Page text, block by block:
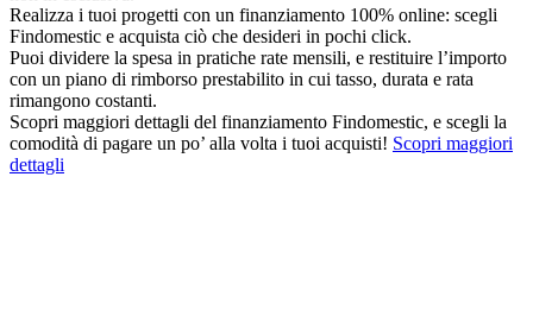
Realizza i tuoi progetti con un finanziamento 100% online: scegli
Findomestic e acquista ciò che desideri in pochi click.
Puoi dividere la spesa in pratiche rate mensili, e restituire l’importo
con un piano di rimborso prestabilito in cui tasso, durata e rata
rimangono costanti.
Scopri maggiori dettagli del finanziamento Findomestic, e scegli la
comodità di pagare un po’ alla volta i tuoi acquisti! Scopri maggiori
dettagli